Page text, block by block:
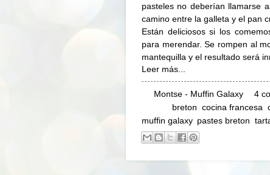
pasteles no deberían llamarse
camino entre la galleta y el pan
Están deliciosos si los
para merendar. Se rompen al
mantequilla y el resultado será
Leer más...
Montse - Muffin Galaxy
4
breton cocina francesa
muffin galaxy, pastes breton